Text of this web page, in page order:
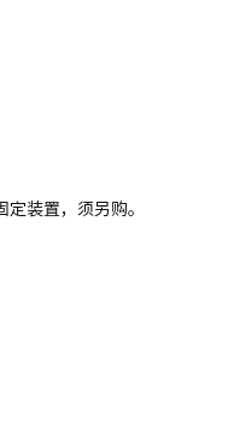
装置，须另购。